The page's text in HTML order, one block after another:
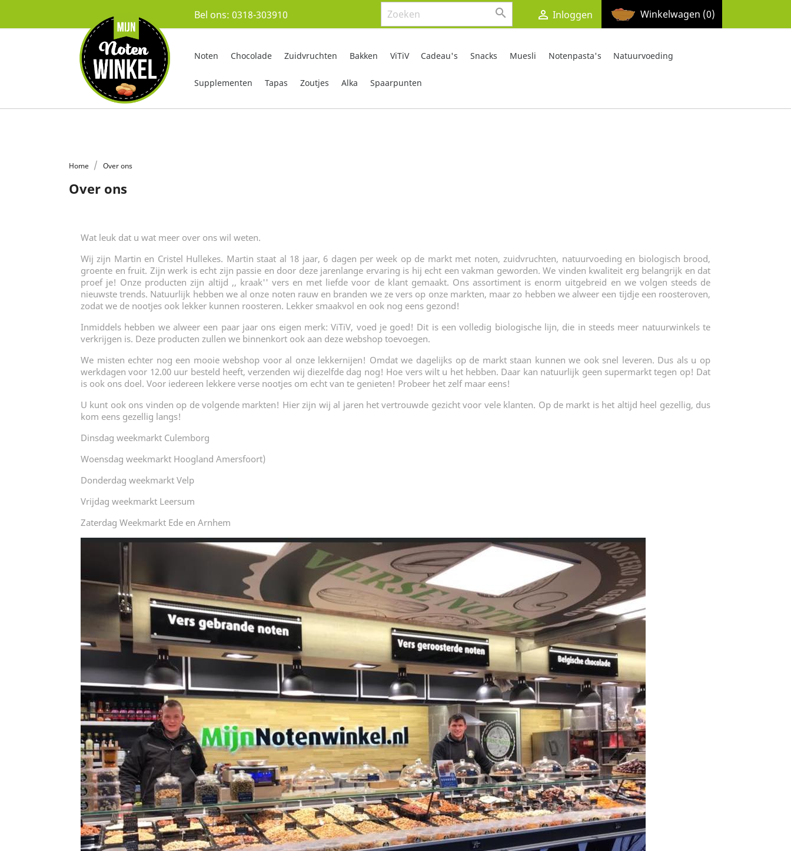
Bel ons: 0318-303910   Inloggen Winkelwagen (0)
Noten Chocolade Zuidvruchten Bakken ViTiV Cadeau's Snacks Muesli Notenpasta's Natuurvoeding
Supplementen Tapas Zoutjes Alka Spaarpunten
Home Over ons
Over ons
Wat leuk dat u wat meer over ons wil weten.
Wij zijn Martin en Cristel Hullekes. Martin staat al 18 jaar, 6 dagen per week op de markt met noten, zuidvruchten, natuurvoeding en biologisch brood,
groente en fruit. Zijn werk is echt zijn passie en door deze jarenlange ervaring is hij echt een vakman geworden. We vinden kwaliteit erg belangrijk en dat
proef je! Onze producten zijn altijd ,, kraak'' vers en met liefde voor de klant gemaakt. Ons assortiment is enorm uitgebreid en we volgen steeds de
nieuwste trends. Natuurlijk hebben we al onze noten rauw en branden we ze vers op onze markten, maar zo hebben we alweer een tijdje een roosteroven,
zodat we de nootjes ook lekker kunnen roosteren. Lekker smaakvol en ook nog eens gezond!
Inmiddels hebben we alweer een paar jaar ons eigen merk: ViTiV, voed je goed! Dit is een volledig biologische lijn, die in steeds meer natuurwinkels te
verkrijgen is. Deze producten zullen we binnenkort ook aan deze webshop toevoegen.
We misten echter nog een mooie webshop voor al onze lekkernijen! Omdat we dagelijks op de markt staan kunnen we ook snel leveren. Dus als u op
werkdagen voor 12.00 uur besteld heeft, verzenden wij diezelfde dag nog! Hoe vers wilt u het hebben. Daar kan natuurlijk geen supermarkt tegen op! Dat
is ook ons doel. Voor iedereen lekkere verse nootjes om echt van te genieten! Probeer het zelf maar eens!
U kunt ook ons vinden op de volgende markten! Hier zijn wij al jaren het vertrouwde gezicht voor vele klanten. Op de markt is het altijd heel gezellig, dus
kom eens gezellig langs!
Dinsdag weekmarkt Culemborg
Woensdag weekmarkt Hoogland Amersfoort)
Donderdag weekmarkt Velp
Vrijdag weekmarkt Leersum
Zaterdag Weekmarkt Ede en Arnhem